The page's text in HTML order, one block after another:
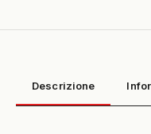
Descrizione